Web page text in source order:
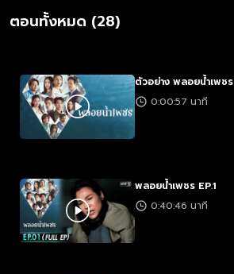
ตอนทั้งหมด (28)
ตัวอย่าง พลอยน้ำเพชร
0:00:57 นาที
พลอยน้ำเพชร EP.1
0:40:46 นาที